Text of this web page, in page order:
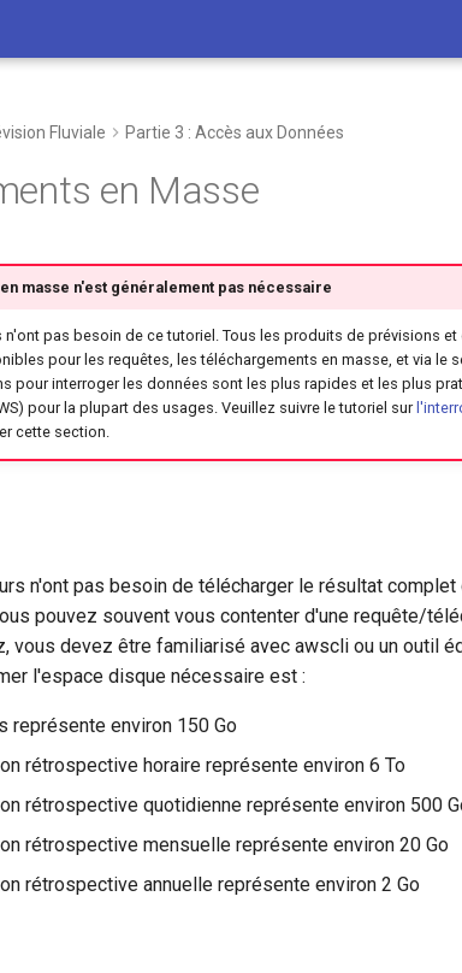
Fluviale Partie 3 : Accès aux Données
en Masse
masse n'est généralement pas nécessaire
pas besoin de ce tutoriel. Tous les produits de prévisions
pour les requêtes, les téléchargements en masse, et via le
pour interroger les données sont les plus rapides et les plus
pour la plupart des usages. Veuillez suivre le tutoriel sur
cette section.
n'ont pas besoin de télécharger le résultat
pouvez souvent vous contenter d'une requête/
vous devez être familiarisé avec awscli ou un outil
l'espace disque nécessaire est :
représente environ 150 Go
rétrospective horaire représente environ 6 To
rétrospective quotidienne représente environ 500
rétrospective mensuelle représente environ 20 Go
rétrospective annuelle représente environ 2 Go